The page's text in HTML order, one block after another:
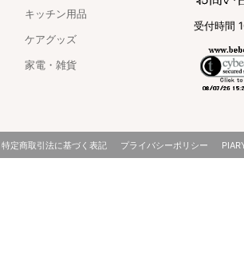
キッチン用品
ケアグッズ
家電・雑貨
受付時間
特定商取引法に基づく表記 プライバシーポリシー